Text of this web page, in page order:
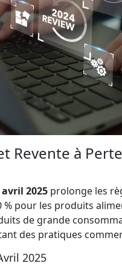
Revente à
avril 2025 prolonge les
% pour les produits
de grande
des pratiques
2025